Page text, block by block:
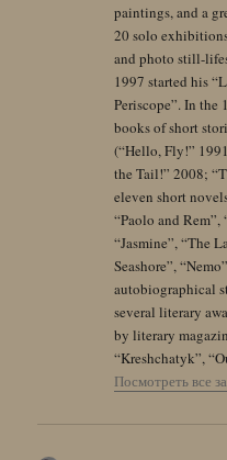
paintings, and a
20 solo
and photo still-
1997 started his
Periscope”. In the
books of short
(“Hello, Fly!”
the Tail!” 2008;
eleven short
“Paolo and
“Jasmine”, “The
Seashore”,
autobiographical
several literary
by literary
“Kreshchatyk”,
Посмотреть все